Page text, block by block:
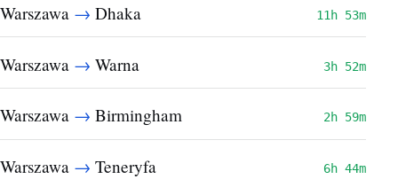
Warszawa → Dhaka 11h 53m
Warszawa → Warna 3h 52m
Warszawa → Birmingham 2h 59m
Warszawa → Teneryfa 6h 44m